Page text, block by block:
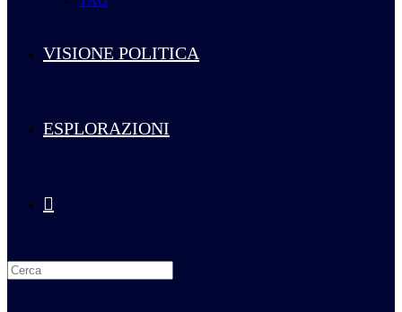
VISIONE POLITICA
ESPLORAZIONI
Attiva/disattiva
la